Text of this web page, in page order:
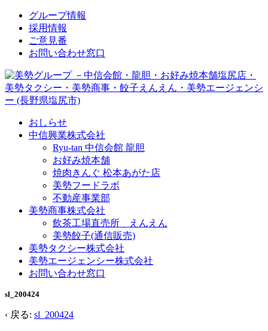
ン
テ
ン
グループ情報
採用情報
ご意見番
お問い合わせ窓口
おしらせ
中信興業株式会社
Ryu-tan 中信会館 龍胆
お好み焼本舗
焼肉きんぐ 松本あがた店
美勢フードラボ
不動産事業部
美勢商事株式会社
飲茶工場直売所 えんえん
美勢餃子(通信販売)
美勢タクシー株式会社
美勢エージェンシー株式会社
お問い合わせ窓口
sl_200424
‹ 戻る: sl_200424